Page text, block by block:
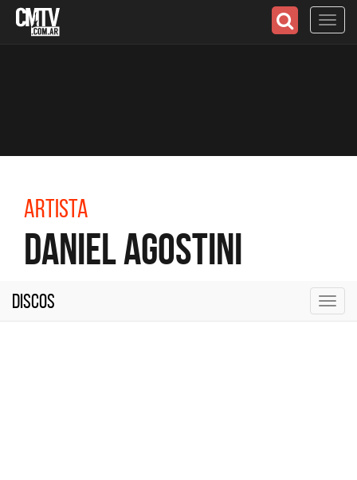
Artista
Daniel Agostini
Discos